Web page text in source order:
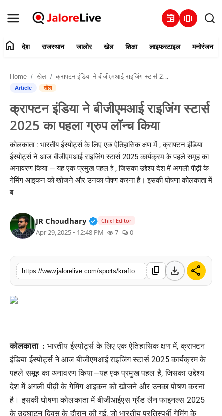
newspaper amp_stories
संपर्क करें
देश
जालोर
खेल
शिक्षा
लाइफस्टाइल
मनोरंजन
तकनीक
home देश राजस्थान जालोर खेल शिक्षा लाइफस्टाइल मनोरंजन
Home खेल क्राफ्टन इंडिया ने बीजीएमआई राइजिंग स्टार्स 2025 का पहला ग्रुप लॉन्च किया
Article खेल
क्राफ्टन इंडिया ने बीजीएमआई राइजिंग स्टार्स
2025 का पहला ग्रुप लॉन्च किया
कोलकाता : भारतीय ईस्पोर्ट्स के लिए एक ऐतिहासिक क्षण में , क्राफ्टन इंडिया
ईस्पोर्ट्स ने आज बीजीएमआई राइजिंग स्टार्स 2025 कार्यक्रम के पहले समूह का
अनावरण किया — यह एक प्रमुख पहल है , जिसका उद्देश्य देश में अगली पीढ़ी के
गेमिंग आइकन को खोजने और उनका पोषण करना है। इसकी घोषणा कोलकाता में
ब
JR Choudhary Verified Public Figure • 30 Mar,
Chief Editor
Apr 29, 2025 • 12:48 PM 7 0
content_copy download share
कोलकाता : भारतीय ईस्पोर्ट्स के लिए एक ऐतिहासिक क्षण में,क्राफ्टन
इंडिया ईस्पोर्ट्स ने आज बीजीएमआई राइजिंग स्टार्स2025कार्यक्रम के
पहले समूह का अनावरण किया—यह एक प्रमुख पहल है,जिसका उद्देश्य
देश में अगली पीढ़ी के गेमिंग आइकन को खोजने और उनका पोषण करना
है। इसकी घोषणा कोलकाता में बीजीआईएस ग्रैंड लैन फाइनल्स 2025
के उद्घाटन दिवस के दौरान की गई,जो भारतीय प्रतिस्पर्धी गेमिंग के